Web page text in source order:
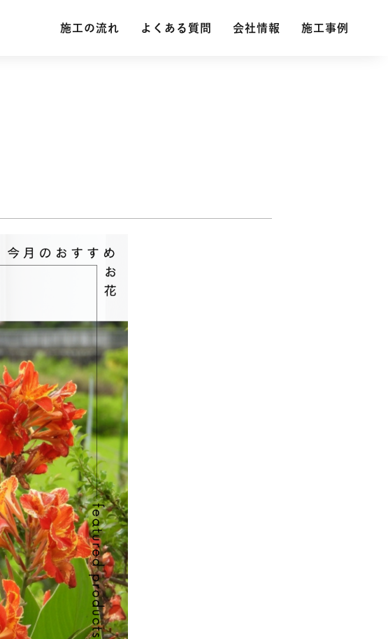
施工の流れ よくある質問 会社情報 施工事例
施工の流れ よくある質問 会社情報 施工事例